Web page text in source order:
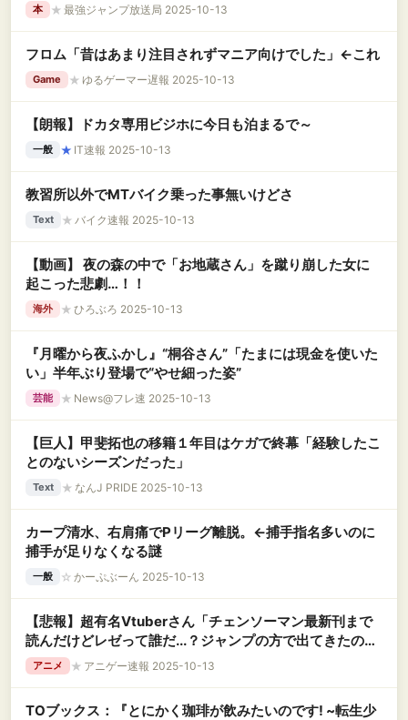
本 ★ 最強ジャンプ放送局 2025-10-13
フロム「昔はあまり注目されずマニア向けでした」←これ
Game ★ ゆるゲーマー遅報 2025-10-13
【朗報】ドカタ専用ビジホに今日も泊まるで～
一般 ★ IT速報 2025-10-13
教習所以外でMTバイク乗った事無いけどさ
Text ★ バイク速報 2025-10-13
【動画】 夜の森の中で「お地蔵さん」を蹴り崩した女に
起こった悲劇…！！
海外 ★ ひろぶろ 2025-10-13
『月曜から夜ふかし』“桐谷さん”「たまには現金を使いた
い」半年ぶり登場で“やせ細った姿”
芸能 ★ News@フレ速 2025-10-13
【巨人】甲斐拓也の移籍１年目はケガで終幕「経験したこ
とのないシーズンだった」
Text ★ なんJ PRIDE 2025-10-13
カープ清水、右肩痛でPリーグ離脱。←捕手指名多いのに
捕手が足りなくなる謎
一般 ☆ かーぷぶーん 2025-10-13
【悲報】超有名Vtuberさん「チェンソーマン最新刊まで
読んだけどレゼって誰だ...？ジャンプの方で出てきたのか
な...」→炎上しツイ消しwwww
アニメ ★ アニゲー速報 2025-10-13
TOブックス：『とにかく珈琲が飲みたいのです! ~転生少